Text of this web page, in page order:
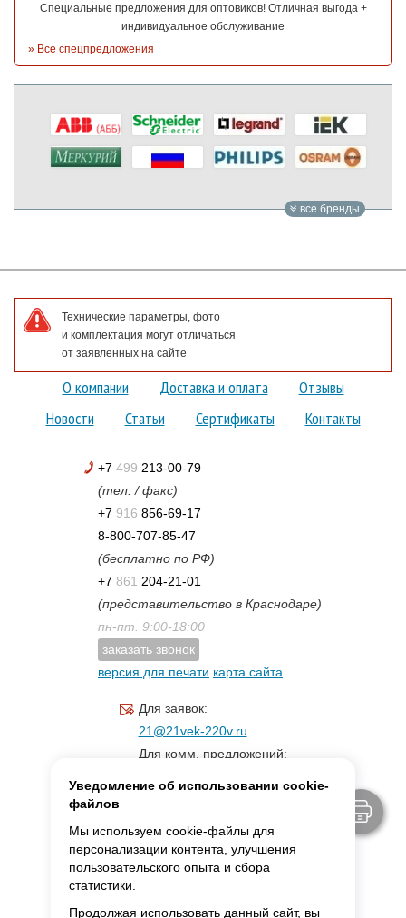
Специальные предложения для оптовиков! Отличная выгода +
индивидуальное обслуживание
» Все спецпредложения
все бренды
Технические параметры, фото
и комплектация могут отличаться
от заявленных на сайте
О компании Доставка и оплата
Отзывы
Новости
Статьи Сертификаты Контакты
+7 499 213-00-79
(тел. / факс)
+7 916 856-69-17
8-800-707-85-47
(бесплатно по РФ)
+7 861 204-21-01
(представительство в Краснодаре)
пн-пт. 9:00-18:00
заказать звонок
версия для печати карта сайта
Для заявок:
21@21vek-220v.ru
Для комм. предложений:
Уведомление об использовании cookie-
файлов
Мы используем cookie-файлы для
персонализации контента, улучшения
пользовательского опыта и сбора
статистики.
Продолжая использовать данный сайт, вы